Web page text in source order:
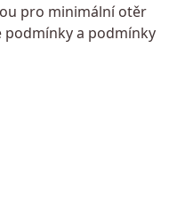
pro minimální otěr
podmínky a podmínky